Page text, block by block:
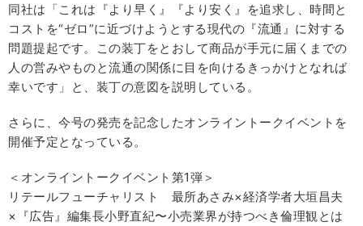
同社は「これは『より早く』『より安く』を追求し、時間と
コストを“ゼロ”に近づけようとする現代の『流通』に対する
問題提起です。この装丁をとおして商品が手元に届くまでの
人の営みやものと流通の関係に目を向けるきっかけとなれば
幸いです」と、装丁の意図を説明している。
さらに、今号の発売を記念したオンライントークイベントを
開催予定となっている。
＜オンライントークイベント第1弾＞
リテールフューチャリスト 最所あさみ×経済学者大垣昌夫
×『広告』編集⻑小野直紀〜小売業界が持つべき倫理観とは